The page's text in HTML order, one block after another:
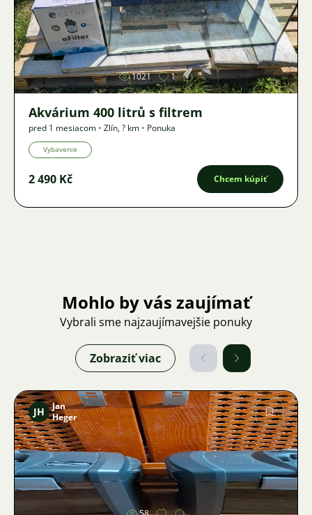
Obrázok
1021 1
Akvárium 400 litrů s filtrem
pred 1 mesiacom • Zlín,? km • Ponuka
Vybavenie
2 490 Kč Chcem kúpiť
Mohlo by vás zaujímať
Vybrali sme najzaujímavejšie ponuky
Zobraziť viac
Obrázok
JH
Jan
Heger